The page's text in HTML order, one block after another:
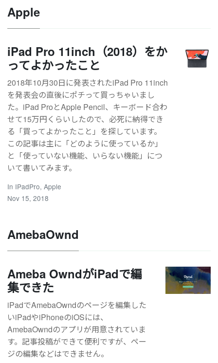
Apple
iPad Pro 11inch（2018）をか
ってよかったこと
2018年10月30日に発表されたiPad Pro 11inch
を発表会の直後にポチって買っちゃいまし
た。iPad ProとApple Pencil、キーボード合わ
せて15万円くらいしたので、必死に納得でき
る「買ってよかったこと」を探しています。
この記事は主に「どのように使っているか」
と「使っていない機能、いらない機能」につ
いて書いてみます。
In IPadPro, Apple
Nov 15, 2018
AmebaOwnd
Ameba OwndがiPadで編
集できた
iPadでAmebaOwndのページを編集した
いiPadやiPhoneのiOSには、
AmebaOwndのアプリが用意されていま
す。記事投稿ができて便利ですが、ペー
ジの編集などはできません。